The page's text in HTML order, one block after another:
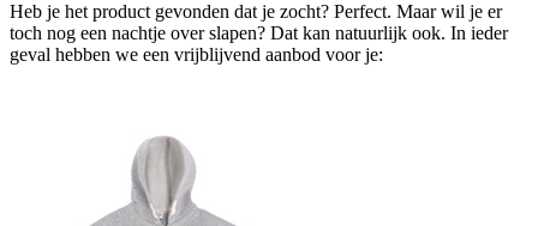
Heb je het product gevonden dat je zocht? Perfect. Maar wil je er
toch nog een nachtje over slapen? Dat kan natuurlijk ook. In ieder
geval hebben we een vrijblijvend aanbod voor je: